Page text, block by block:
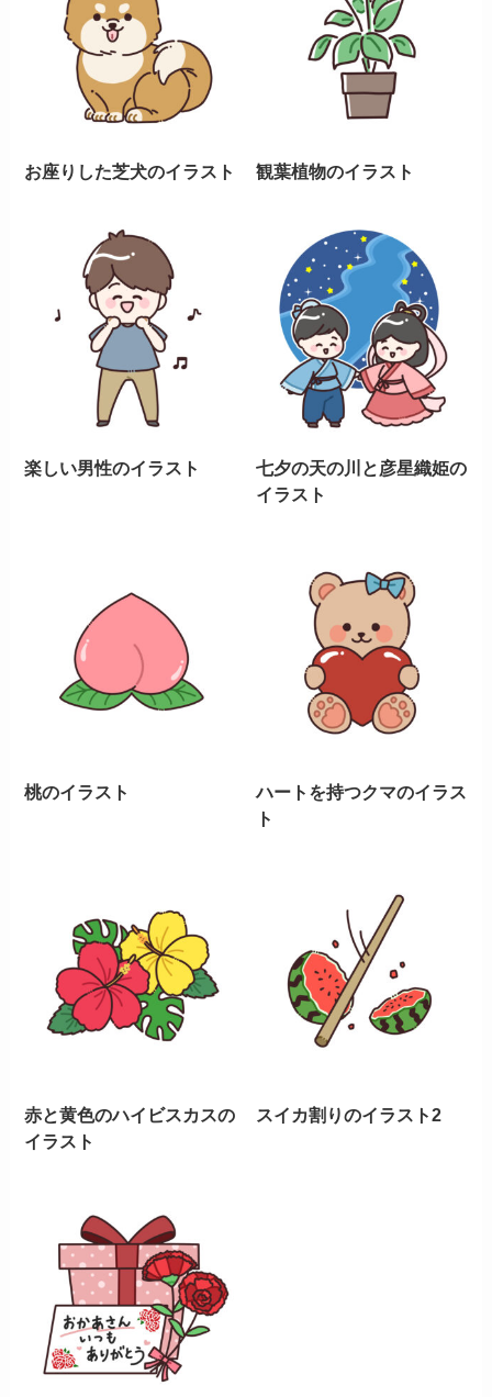
お座りした芝犬のイラスト 観葉植物のイラスト
楽しい男性のイラスト
七夕の天の川と彦星織姫の
イラスト
桃のイラスト
ハートを持つクマのイラス
ト
赤と黄色のハイビスカスの
イラスト
スイカ割りのイラスト2